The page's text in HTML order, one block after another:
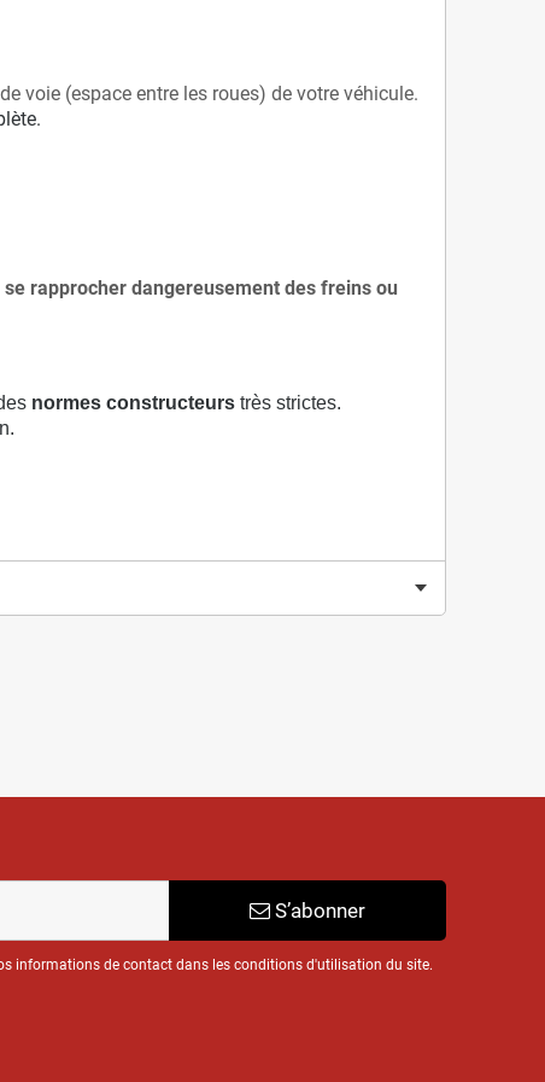
voie (espace entre les roues) de votre véhicule.
rapprocher dangereusement des freins ou
normes constructeurs très strictes.
S’abonner
informations de contact dans les conditions d'utilisation du site.